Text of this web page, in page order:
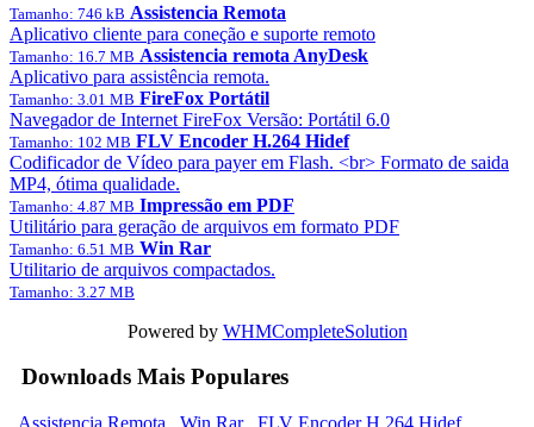
Tamanho: 746 kB Assistencia Remota
Aplicativo cliente para coneção e suporte remoto
Tamanho: 16.7 MB Assistencia remota AnyDesk
Aplicativo para assistência remota.
Tamanho: 3.01 MB FireFox Portátil
Navegador de Internet FireFox Versão: Portátil 6.0
Tamanho: 102 MB FLV Encoder H.264 Hidef
Codificador de Vídeo para payer em Flash. <br> Formato de saida
MP4, ótima qualidade.
Tamanho: 4.87 MB Impressão em PDF
Utilitário para geração de arquivos em formato PDF
Tamanho: 6.51 MB Win Rar
Utilitario de arquivos compactados.
Tamanho: 3.27 MB
Powered by WHMCompleteSolution
Downloads Mais Populares
Assistencia Remota Win Rar
FLV Encoder H.264 Hidef